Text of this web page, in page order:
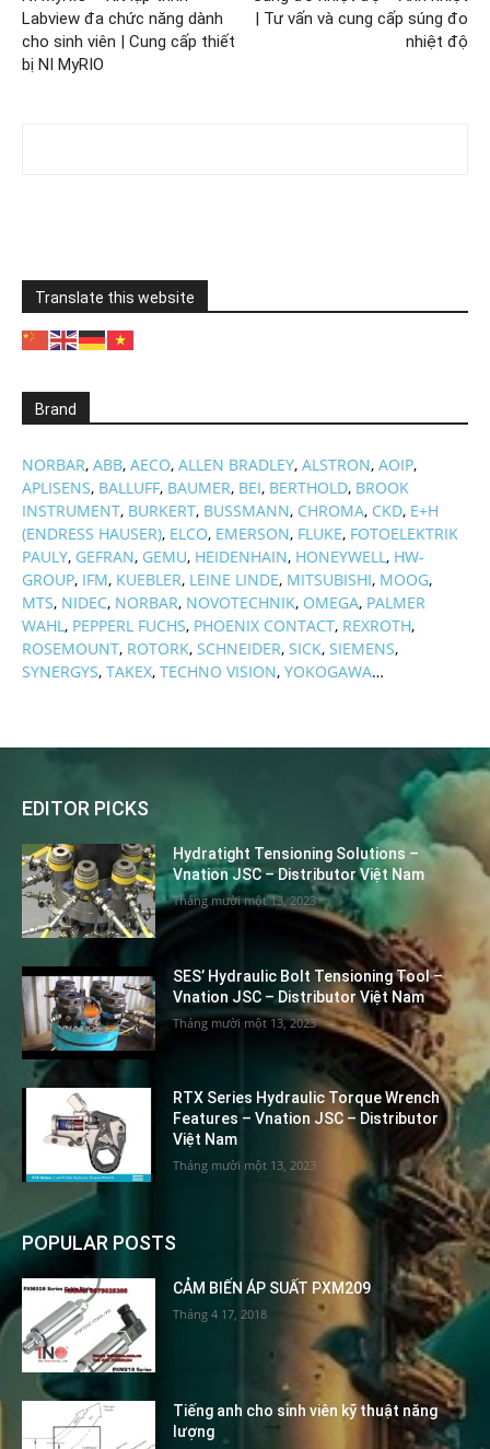
Labview đa chức năng dành
cho sinh viên | Cung cấp thiết
bị NI MyRIO
| Tư vấn và cung cấp súng đo
nhiệt độ
Translate this website
Brand
NORBAR, ABB, AECO, ALLEN BRADLEY, ALSTRON, AOIP,
APLISENS, BALLUFF, BAUMER, BEI, BERTHOLD, BROOK
INSTRUMENT, BURKERT, BUSSMANN, CHROMA, CKD, E+H
(ENDRESS HAUSER), ELCO, EMERSON, FLUKE, FOTOELEKTRIK
PAULY, GEFRAN, GEMU, HEIDENHAIN, HONEYWELL, HW-
GROUP, IFM, KUEBLER, LEINE LINDE, MITSUBISHI, MOOG,
MTS, NIDEC, NORBAR, NOVOTECHNIK, OMEGA, PALMER
WAHL, PEPPERL FUCHS, PHOENIX CONTACT, REXROTH,
ROSEMOUNT, ROTORK, SCHNEIDER, SICK, SIEMENS,
SYNERGYS, TAKEX, TECHNO VISION, YOKOGAWA…
EDITOR PICKS
Hydratight Tensioning Solutions –
Vnation JSC – Distributor Việt Nam
Tháng mười một 13, 2023
SES’ Hydraulic Bolt Tensioning Tool –
Vnation JSC – Distributor Việt Nam
Tháng mười một 13, 2023
RTX Series Hydraulic Torque Wrench
Features – Vnation JSC – Distributor
Việt Nam
Tháng mười một 13, 2023
POPULAR POSTS
CẢM BIẾN ÁP SUẤT PXM209
Tháng 4 17, 2018
Tiếng anh cho sinh viên kỹ thuật năng
lượng